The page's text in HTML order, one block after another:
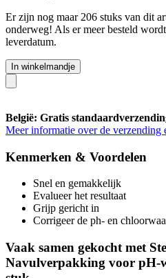
Er zijn nog maar 206 stuks van dit
onderweg! Als er meer besteld
leverdatum.
In winkelmandje
België: Gratis
Meer informatie over de verzending
Kenmerken & Voordelen
Snel en gemakkelijk
Evalueer het resultaat
Grijp gericht in
Corrigeer de ph- en
Vaak samen gekocht met
Navulverpakking voor pH-